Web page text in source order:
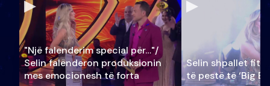
"Një falenderim special për…"/
Selin falënderon produksionin
mes emocionesh të forta
Selin shpallet
të pestë të ‘Big